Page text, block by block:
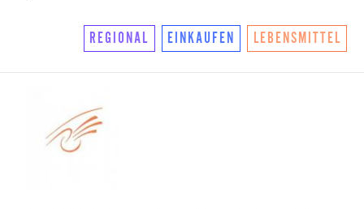
REGIONAL EINKAUFEN LEBENSMITTEL